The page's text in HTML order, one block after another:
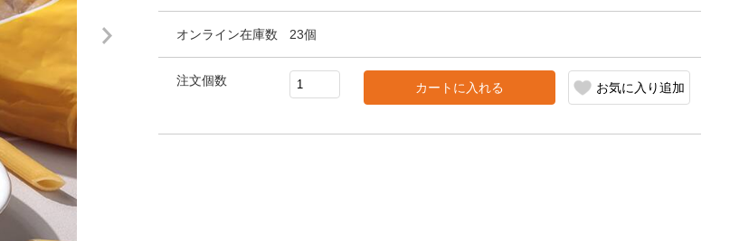
オンライン在庫数 23個
注文個数
カートに入れる お気に入り追加